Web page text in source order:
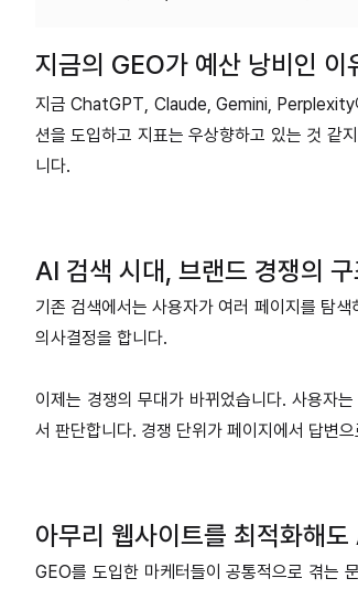
지금의 GEO가 예산 낭비인 이
지금 ChatGPT, Claude, Gemini, Perplexity
션을 도입하고 지표는 우상향하고 있는 것 같
니다.
AI 검색 시대, 브랜드 경쟁의
기존 검색에서는 사용자가 여러 페이지를 탐
의사결정을 합니다.
이제는 경쟁의 무대가 바뀌었습니다. 사용자
서 판단합니다. 경쟁 단위가 페이지에서 답변
아무리 웹사이트를 최적화해
GEO를 도입한 마케터들이 공통적으로 겪는